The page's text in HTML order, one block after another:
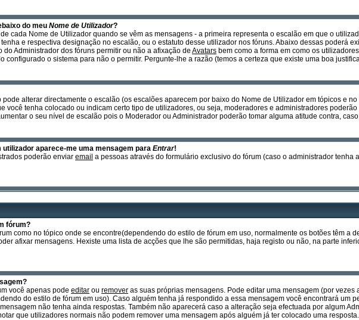
do meu Nome de Utilizador?
cada Nome de Utilizador quando se vêm as mensagens - a primeira representa o escalão em que o
e respectiva designação no escalão, ou o estatuto desse utilizador nos fóruns. Abaixo dessas poderá
Administrador dos fóruns permitir ou não a afixação de Avatars bem como a forma em como os
configurado o sistema para não o permitir. Pergunte-lhe a razão (temos a certeza que existe uma boa
alterar directamente o escalão (os escalões aparecem por baixo do Nome de Utilizador em tópicos e
você tenha colocado ou indicam certo tipo de utilizadores, ou seja, moderadores e administradores
o seu nível de escalão pois o Moderador ou Administrador poderão tomar alguma atitude contra,
utilizador aparece-me uma mensagem para Entrar!
poderão enviar email a pessoas através do formulário exclusivo do fórum (caso o administrador
fórum?
como no tópico onde se encontre(dependendo do estilo de fórum em uso, normalmente os botões têm a
afixar mensagens. Hexiste uma lista de acções que lhe são permitidas, haja registo ou não, na parte
você apenas pode editar ou remover as suas próprias mensagens. Pode editar uma mensagem (por
do estilo de fórum em uso). Caso alguém tenha já respondido a essa mensagem você encontrará um
não tenha ainda respostas. Também não aparecerá caso a alteração seja efectuada por algum
que utilizadores normais não podem remover uma mensagem após alguém já ter colocado uma resposta.